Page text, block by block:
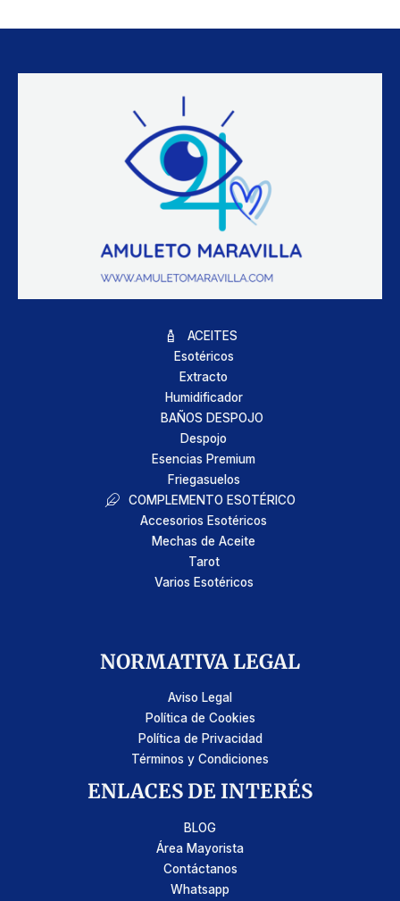
ACEITES
Esotéricos
Extracto
Humidificador
BAÑOS DESPOJO
Despojo
Esencias Premium
Friegasuelos
COMPLEMENTO ESOTÉRICO
Accesorios Esotéricos
Mechas de Aceite
Tarot
Varios Esotéricos
NORMATIVA LEGAL
Aviso Legal
Política de Cookies
Política de Privacidad
Términos y Condiciones
ENLACES DE INTERÉS
BLOG
Área Mayorista
Contáctanos
Whatsapp